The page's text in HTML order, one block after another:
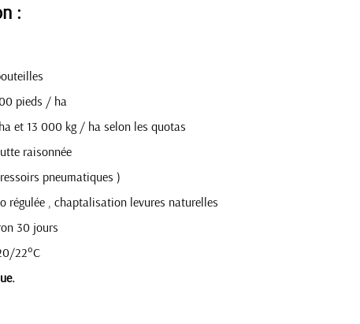
:
pieds / ha
et 13 000 kg / ha selon les quotas
raisonnée
pneumatiques )
régulée , chaptalisation levures naturelles
30 jours
22°C